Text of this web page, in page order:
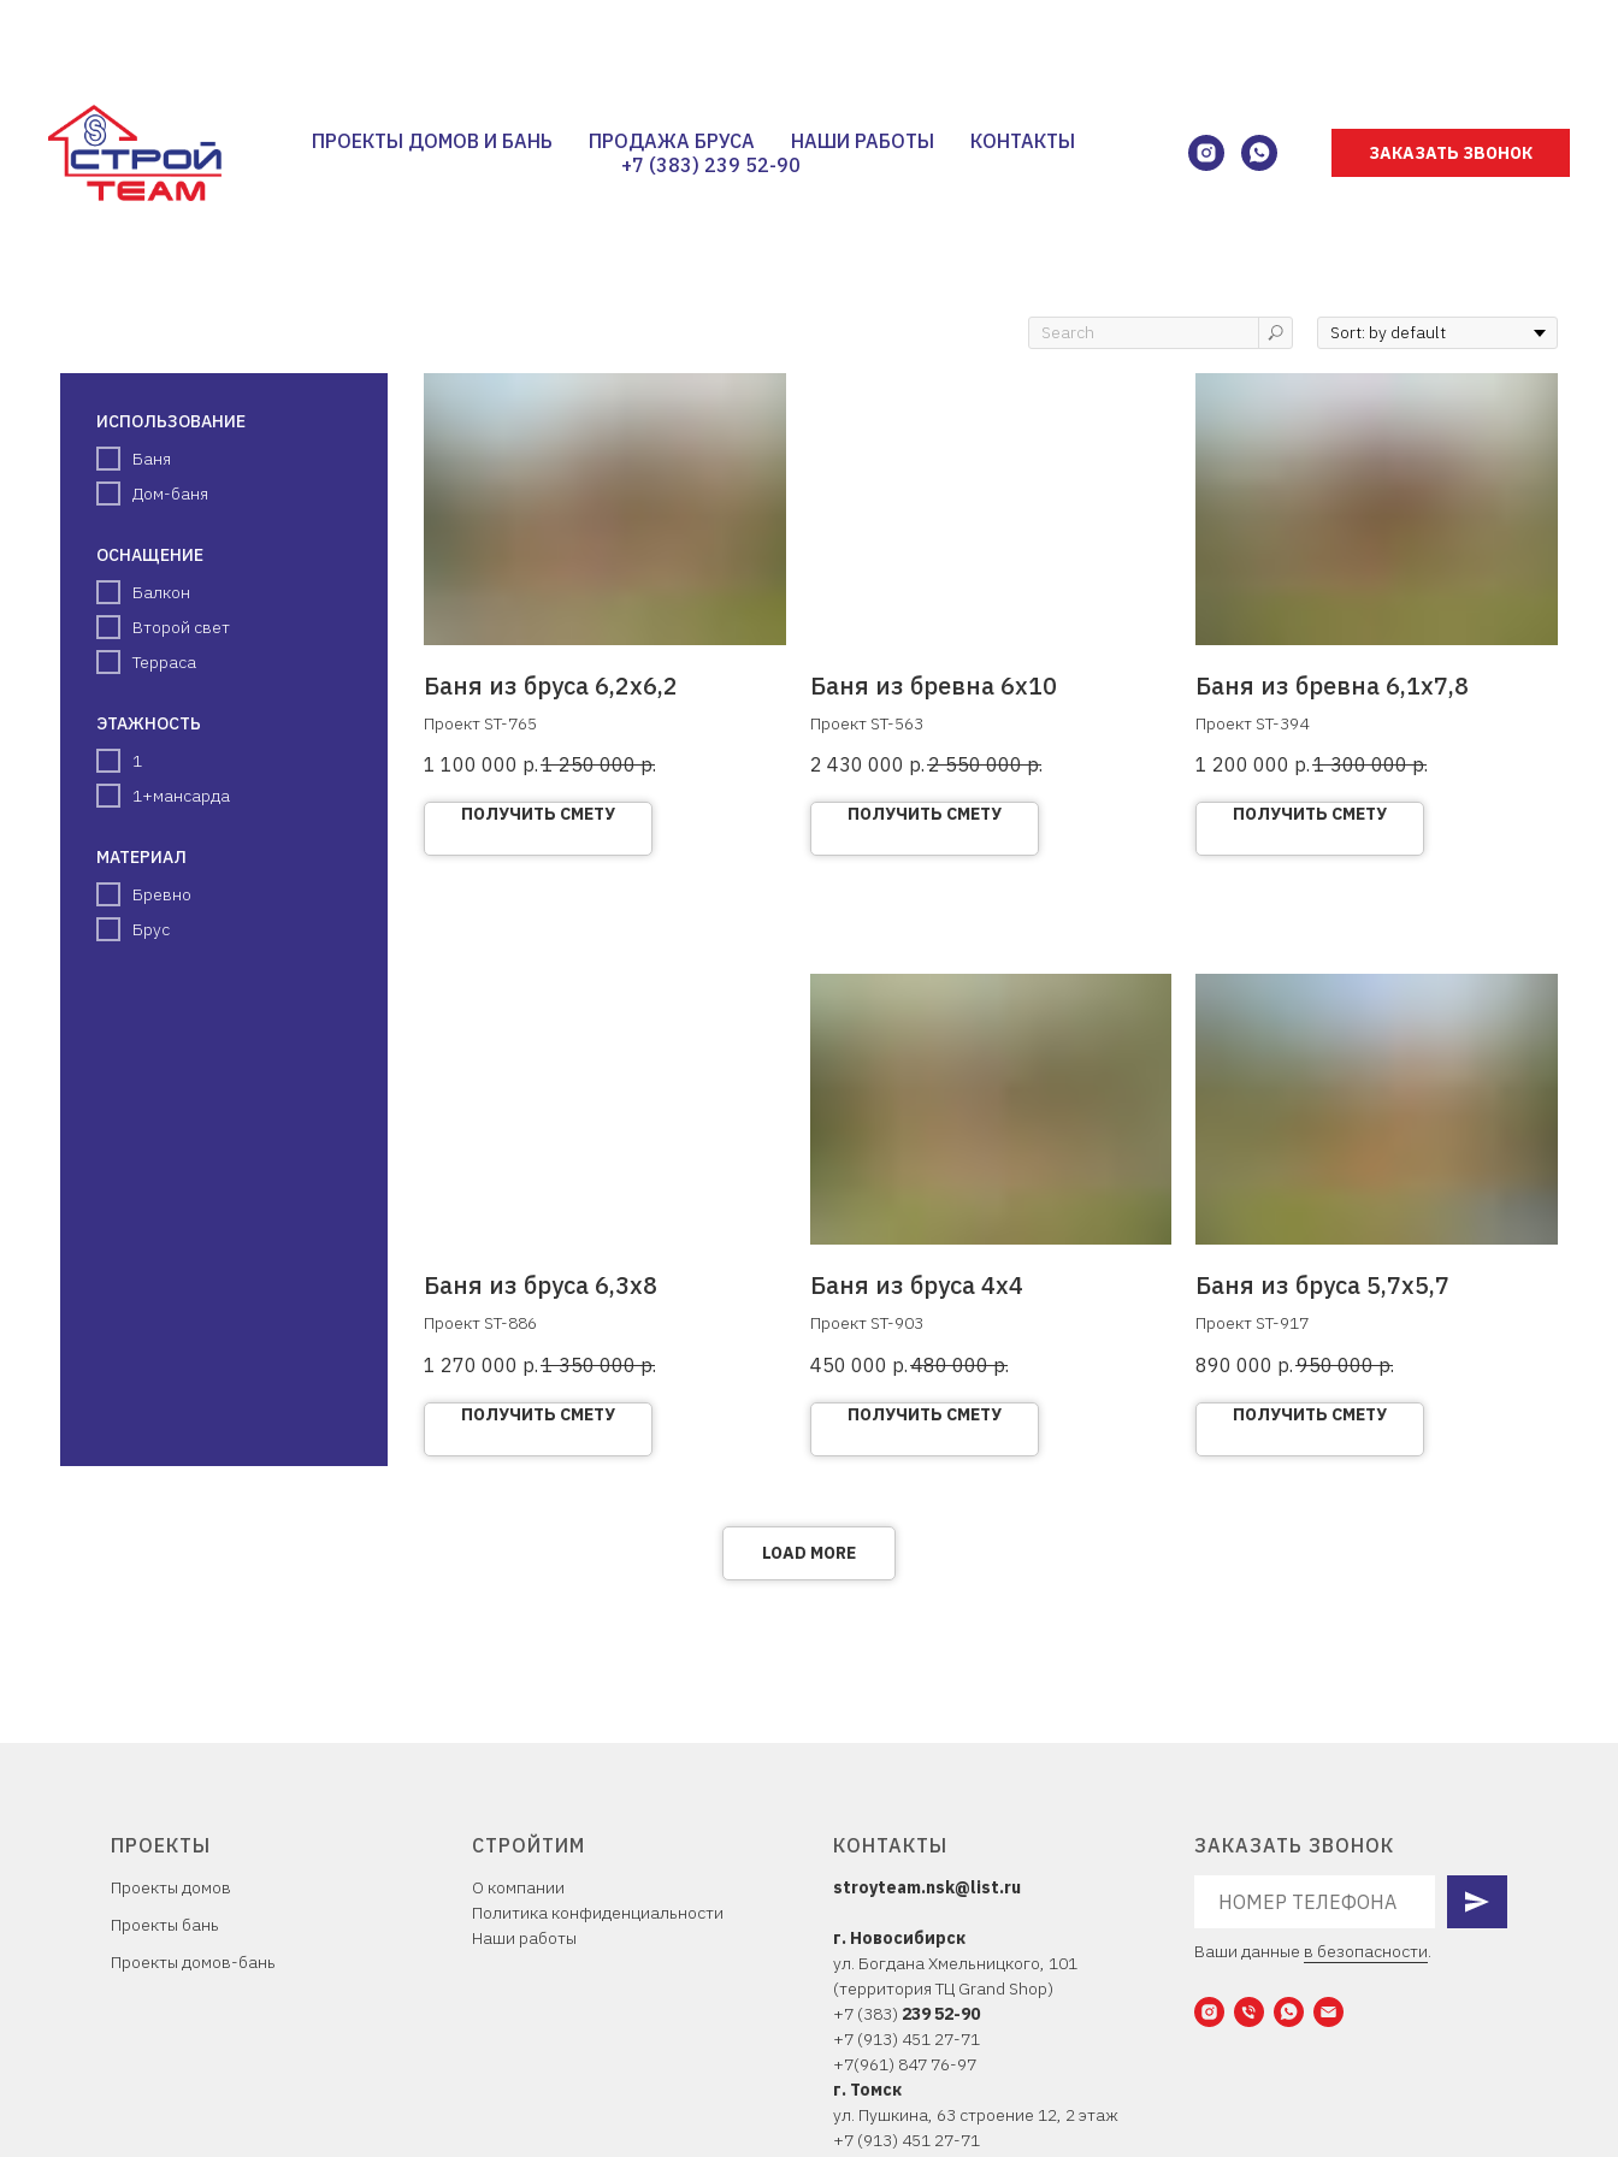
ПРОЕКТЫ ДОМОВ И БАНЬ ПРОДАЖА БРУСА НАШИ РАБОТЫ
КОНТАКТЫ
+7 (383) 239 52-90
ЗАКАЗАТЬ ЗВОНОК
ИСПОЛЬЗОВАНИЕ
Баня
Дом-баня
ОСНАЩЕНИЕ
Балкон
Второй свет
Терраса
ЭТАЖНОСТЬ
1
1+мансарда
МАТЕРИАЛ
Бревно
Брус
Баня из бруса 6,2х6,2
Проект ST-765
1 100 000 р.1 250 000 р.
ПОЛУЧИТЬ СМЕТУ
Баня из бревна 6х10
Проект ST-563
2 430 000 р.2 550 000 р.
ПОЛУЧИТЬ СМЕТУ
Баня из бревна 6,1х7,8
Проект ST-394
1 200 000 р. 1 300 000 р.
ПОЛУЧИТЬ СМЕТУ
Баня из бруса 6,3х8
Проект ST-886
1 270 000 р.1 350 000 р.
ПОЛУЧИТЬ СМЕТУ
Баня из бруса 4х4
Проект ST-903
450 000 р.480 000 р.
ПОЛУЧИТЬ СМЕТУ
Баня из бруса 5,7х5,7
Проект ST-917
890 000 р. 950 000 р.
ПОЛУЧИТЬ СМЕТУ
LOAD MORE
ПРОЕКТЫ
Проекты домов
Проекты бань
Проекты домов-бань
СТРОЙТИМ
О компании
Политика конфиденциальности
Наши работы
КОНТАКТЫ
stroyteam.nsk@list.ru
г. Новосибирск
ул. Богдана Хмельницкого, 101
(территория ТЦ Grand Shop)
+7 (383) 239 52-90
+7 (913) 451 27-71
+7(961) 847 76-97
г. Томск
ул. Пушкина, 63 строение 12, 2 этаж
+7 (913) 451 27-71
ЗАКАЗАТЬ ЗВОНОК
Ваши данные в безопасности.